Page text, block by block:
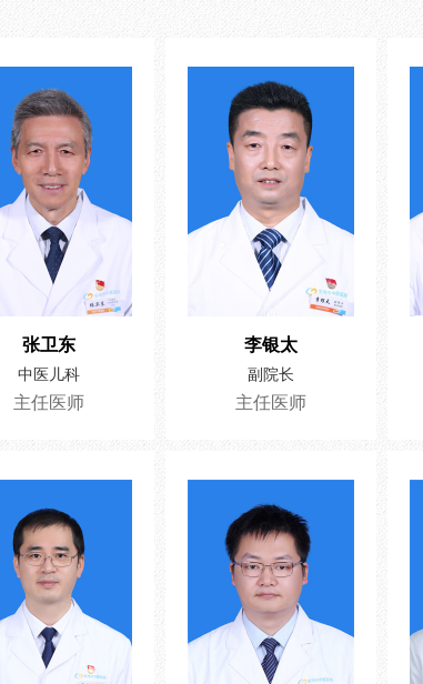
张卫东
中医儿科
主任医师
李银太
副院长
主任医师